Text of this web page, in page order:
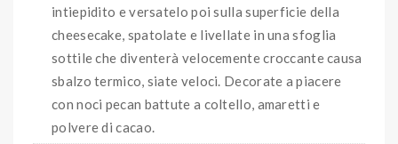
intiepidito e versatelo poi sulla superficie della
cheesecake, spatolate e livellate in una sfoglia
sottile che diventerà velocemente croccante causa
sbalzo termico, siate veloci. Decorate a piacere
con noci pecan battute a coltello, amaretti e
polvere di cacao.